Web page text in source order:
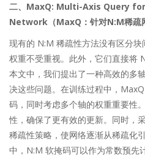
二、MaxQ: Multi-Axis Query
Network（MaxQ：针对N:M稀疏
现有的 N:M 稀疏性方法没有区分
权重不受重视。此外，它们直接将
本文中，我们提出了一种高效的多
决这些问题。在训练过程中，
码，同时考虑多个轴的权重重要性
性，确保了更有效的更新。同时，
稀疏性策略，使网络逐渐从稀疏化
中，N:M 软掩码可以作为常数预先